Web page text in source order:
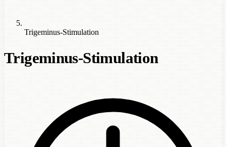
Trigeminus-Stimulation
Trigeminus-Stimulation